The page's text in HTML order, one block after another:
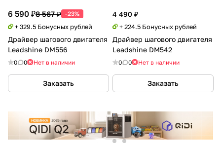
6 590 ₽8 567 ₽ -23%
+ 329.5 Бонусных рублей
Драйвер шагового двигателя
Leadshine DM556
0 0 Нет в наличии
Заказать
4 490 ₽
+ 224.5 Бонусных рублей
Драйвер шагового двигателя
Leadshine DM542
0 0 Нет в наличии
Заказать